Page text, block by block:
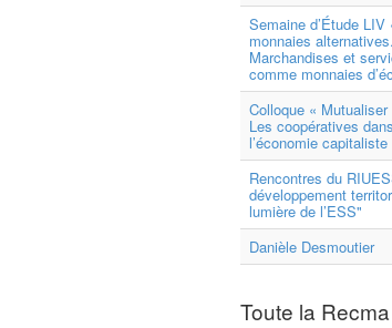
Semaine d’Étude LIV
monnaies alternatives.
Marchandises et
comme monnaies
Colloque «
Les coopératives dans
l’économie capitaliste
Rencontres du
développement
lumière de l’ESS"
Danièle Desmoutier
Toute la Recma